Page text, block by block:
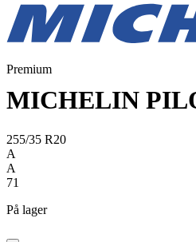
Premium
MICHELIN
255/35 R20
A
A
71
På lager